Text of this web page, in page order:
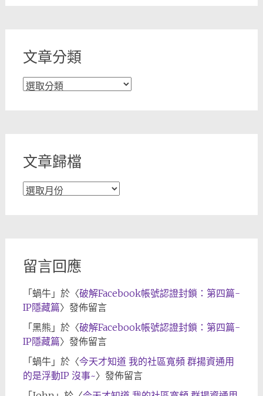
文章分類
文
文章歸檔
文
留言回應
「蝸牛」於〈破解Facebook帳號認證封鎖：第四篇-
IP隱藏篇〉發佈留言
「黑熊 」於〈破解Facebook帳號認證封鎖：第四篇-
IP隱藏篇〉發佈留言
「蝸牛」於〈今天才知道 我的社區寬頻 群揚資通用
的是浮動IP 沒事~〉發佈留言